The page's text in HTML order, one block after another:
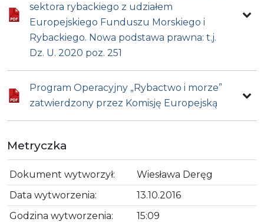
sektora rybackiego z udziałem
Europejskiego Funduszu Morskiego i
Rybackiego. Nowa podstawa prawna: t.j.
Dz. U. 2020 poz. 251
Program Operacyjny „Rybactwo i morze”
zatwierdzony przez Komisję Europejską
Metryczka
Dokument wytworzył:
Wiesława Deręg
Data wytworzenia:
13.10.2016
Godzina wytworzenia:
15:09